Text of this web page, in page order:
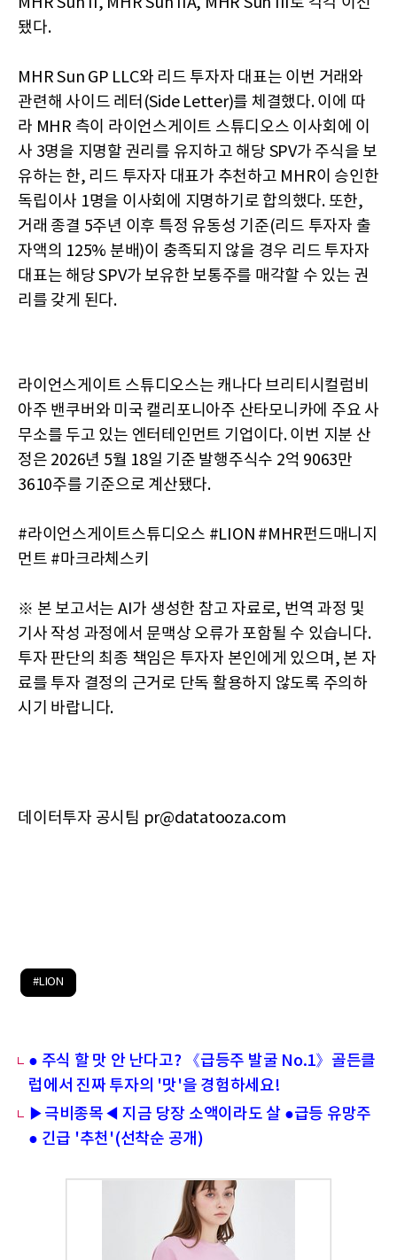
됐다.
MHR Sun GP LLC와 리드 투자자 대표는 이번 거래와
관련해 사이드 레터(Side Letter)를 체결했다. 이에 따
라 MHR 측이 라이언스게이트 스튜디오스 이사회에 이
사 3명을 지명할 권리를 유지하고 해당 SPV가 주식을 보
유하는 한, 리드 투자자 대표가 추천하고 MHR이 승인한
독립이사 1명을 이사회에 지명하기로 합의했다. 또한,
거래 종결 5주년 이후 특정 유동성 기준(리드 투자자 출
자액의 125% 분배)이 충족되지 않을 경우 리드 투자자
대표는 해당 SPV가 보유한 보통주를 매각할 수 있는 권
리를 갖게 된다.
라이언스게이트 스튜디오스는 캐나다 브리티시컬럼비
아주 밴쿠버와 미국 캘리포니아주 산타모니카에 주요 사
무소를 두고 있는 엔터테인먼트 기업이다. 이번 지분 산
정은 2026년 5월 18일 기준 발행주식수 2억 9063만
3610주를 기준으로 계산됐다.
#라이언스게이트스튜디오스 #LION #MHR펀드매니지
먼트 #마크라체스키
※ 본 보고서는 AI가 생성한 참고 자료로, 번역 과정 및
기사 작성 과정에서 문맥상 오류가 포함될 수 있습니다.
투자 판단의 최종 책임은 투자자 본인에게 있으며, 본 자
료를 투자 결정의 근거로 단독 활용하지 않도록 주의하
시기 바랍니다.
데이터투자 공시팀 pr@datatooza.com
#LION
● 주식 할 맛 안 난다고? 《급등주 발굴 No.1》골든클
럽에서 진짜 투자의 '맛'을 경험하세요!
▶극비종목◀ 지금 당장 소액이라도 살 ●급등 유망주
● 긴급 '추천'(선착순 공개)